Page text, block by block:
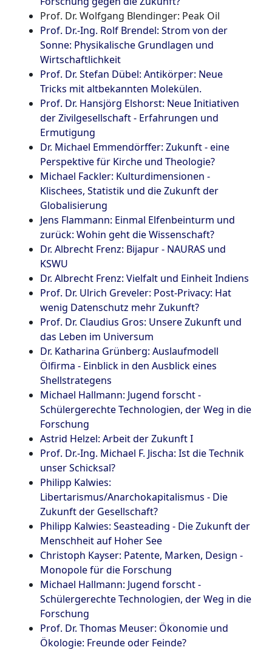
Prof. Dr. Wolfgang Blendinger: Peak Oil
Prof. Dr.-Ing. Rolf Brendel: Strom von der
Sonne: Physikalische Grundlagen und
Wirtschaftlichkeit
Prof. Dr. Stefan Dübel: Antikörper: Neue
Tricks mit altbekannten Molekülen.
Prof. Dr. Hansjörg Elshorst: Neue Initiativen
der Zivilgesellschaft - Erfahrungen und
Ermutigung
Dr. Michael Emmendörffer: Zukunft - eine
Perspektive für Kirche und Theologie?
Michael Fackler: Kulturdimensionen -
Klischees, Statistik und die Zukunft der
Globalisierung
Jens Flammann: Einmal Elfenbeinturm und
zurück: Wohin geht die Wissenschaft?
Dr. Albrecht Frenz: Bijapur - NAURAS und
KSWU
Dr. Albrecht Frenz: Vielfalt und Einheit Indiens
Prof. Dr. Ulrich Greveler: Post-Privacy: Hat
wenig Datenschutz mehr Zukunft?
Prof. Dr. Claudius Gros: Unsere Zukunft und
das Leben im Universum
Dr. Katharina Grünberg: Auslaufmodell
Ölfirma - Einblick in den Ausblick eines
Shellstrategens
Michael Hallmann: Jugend forscht -
Schülergerechte Technologien, der Weg in die
Forschung
Astrid Helzel: Arbeit der Zukunft I
Prof. Dr.-Ing. Michael F. Jischa: Ist die Technik
unser Schicksal?
Philipp Kalwies:
Libertarismus/Anarchokapitalismus - Die
Zukunft der Gesellschaft?
Philipp Kalwies: Seasteading - Die Zukunft der
Menschheit auf Hoher See
Christoph Kayser: Patente, Marken, Design -
Monopole für die Forschung
Michael Hallmann: Jugend forscht -
Schülergerechte Technologien, der Weg in die
Forschung
Prof. Dr. Thomas Meuser: Ökonomie und
Ökologie: Freunde oder Feinde?